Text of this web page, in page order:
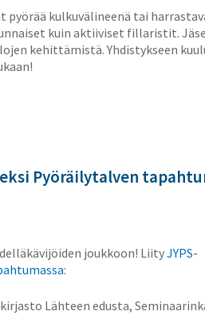
kulkuvälineenä tai
kuin aktiiviset fillaristit.
kehittämistä. Yhdistykseen
Pyöräilytalven
joukkoon! LiityJYPS-
:
Lähteen edusta,